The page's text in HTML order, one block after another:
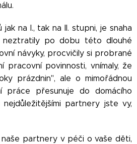
jak na I., tak na II. stupni, je snaha
po dobu této dlouhé
návyky, procvičily si probrané
pracovní povinnosti, vnímaly, že
prázdnin", ale o mimořádnou
práce přesunuje do domácího
partnery jste vy,
naše partnery v péči o vaše děti,